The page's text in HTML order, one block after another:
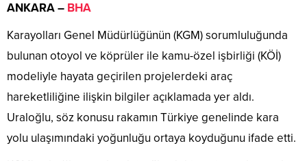
ANKARA – BHA
Karayolları Genel Müdürlüğünün (KGM) sorumluluğunda
bulunan otoyol ve köprüler ile kamu-özel işbirliği (KÖİ)
modeliyle hayata geçirilen projelerdeki araç
hareketliliğine ilişkin bilgiler açıklamada yer aldı.
Uraloğlu, söz konusu rakamın Türkiye genelinde kara
yolu ulaşımındaki yoğunluğu ortaya koyduğunu ifade etti.